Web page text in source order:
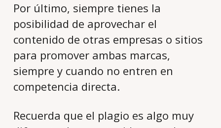
Por último, siempre tienes la
posibilidad de aprovechar el
contenido de otras empresas o sitios
para promover ambas marcas,
siempre y cuando no entren en
competencia directa.
Recuerda que el plagio es algo muy